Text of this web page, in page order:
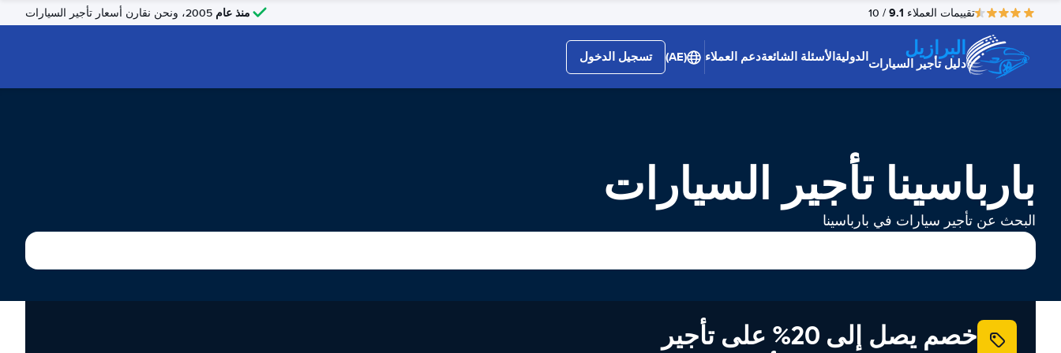
تقييمات العملاء 9.1
/ 10 منذ عام
البرازيل
دليل تأجير السياراتالدوليةالأسئلة الشائعةدعم العملاء (AE) تسجيل الدخول
بارباسينا تأجير السيارات
البحث عن تأجير سيارات في بارباسينا
خصم يصل إلى 20% على تأجير